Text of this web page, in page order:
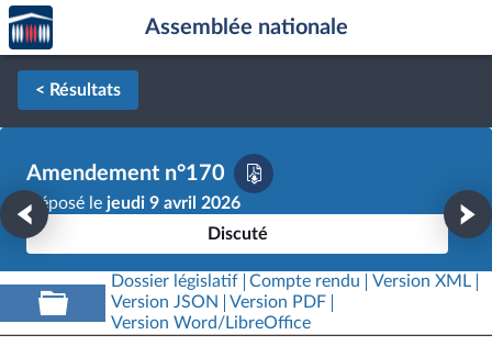
Aller au contenu
Aller en bas de la page
Accèder
à la
page
d'accueil
Assemblée nationale
< Résultats
Amendement n°170
Déposé le jeudi 9 avril 2026
Discuté
Dossier législatif Compte rendu
Version XML
Version JSON
Version PDF
Version Word/LibreOffice